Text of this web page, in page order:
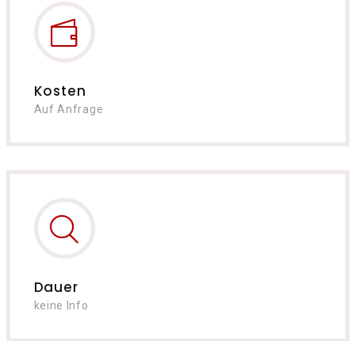
Kosten
Auf Anfrage
Dauer
keine Info